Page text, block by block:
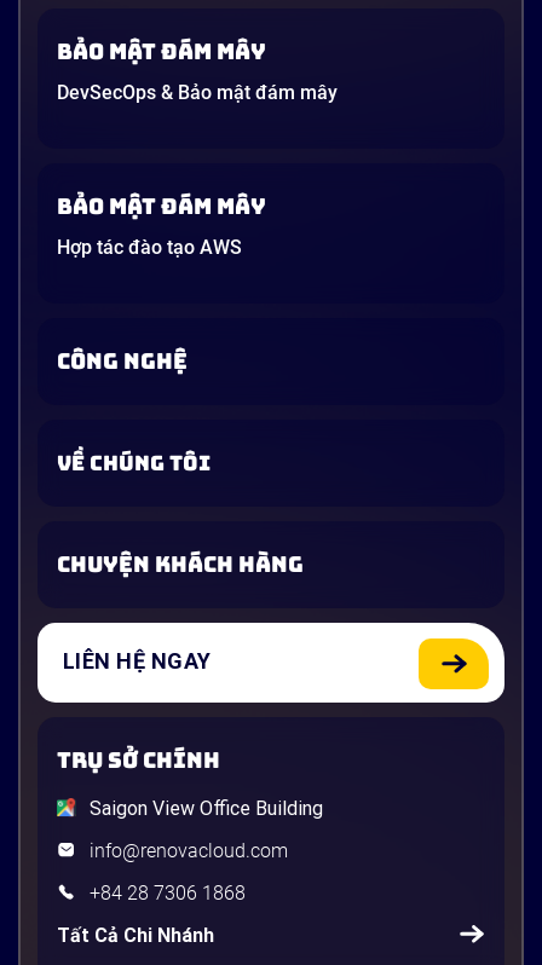
Bảo mật đám mây
DevSecOps & Bảo mật đám mây
Bảo mật đám mây
Hợp tác đào tạo AWS
CÔNG NGHỆ
VỀ CHÚNG TÔI
CHUYỆN KHÁCH HÀNG
LIÊN HỆ NGAY
TRỤ SỞ CHÍNH
Saigon View Office Building
info@renovacloud.com
+84 28 7306 1868
Tất Cả Chi Nhánh